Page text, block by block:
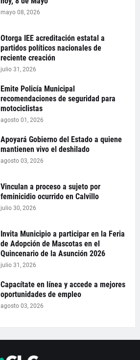
mayo 08, 2026
Otorga IEE acreditación estatal a
partidos políticos nacionales de
reciente creación
julio 31, 2026
Emite Policía Municipal
recomendaciones de seguridad para
motociclistas
agosto 01, 2026
Apoyará Gobierno del Estado a quiene
mantienen vivo el deshilado
agosto 03, 2026
Vinculan a proceso a sujeto por
feminicidio ocurrido en Calvillo
julio 30, 2026
Invita Municipio a participar en la Feria
de Adopción de Mascotas en el
Quincenario de la Asunción 2026
julio 31, 2026
Capacítate en línea y accede a mejores
oportunidades de empleo
agosto 03, 2026